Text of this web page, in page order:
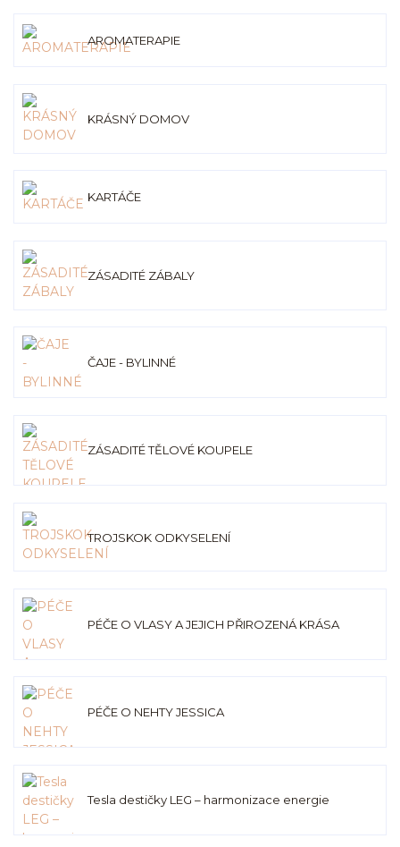
AROMATERAPIE
KRÁSNÝ DOMOV
KARTÁČE
ZÁSADITÉ ZÁBALY
ČAJE - BYLINNÉ
ZÁSADITÉ TĚLOVÉ KOUPELE
TROJSKOK ODKYSELENÍ
PÉČE O VLASY A JEJICH PŘIROZENÁ KRÁSA
PÉČE O NEHTY JESSICA
Tesla destičky LEG – harmonizace energie